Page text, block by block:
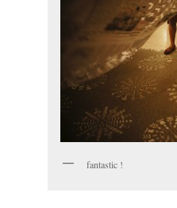
fantastic !